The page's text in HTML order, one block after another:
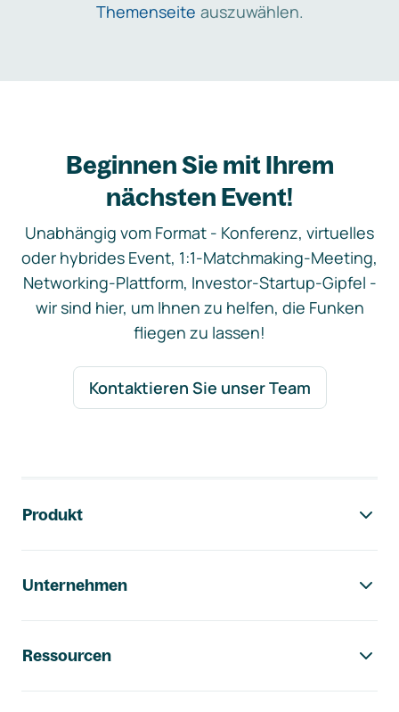
Themenseite auszuwählen.
Beginnen Sie mit Ihrem
nächsten Event!
Unabhängig vom Format - Konferenz, virtuelles
oder hybrides Event, 1:1-Matchmaking-Meeting,
Networking-Plattform, Investor-Startup-Gipfel -
wir sind hier, um Ihnen zu helfen, die Funken
fliegen zu lassen!
Kontaktieren Sie unser Team
Produkt
Unternehmen
Ressourcen